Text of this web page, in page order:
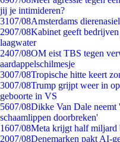
jij je intimideren?
3107/08Amsterdams
2907/08Kabinet geeft
laagwater
2407/08OM eist TBS tegen
aardappelschilmesje
3007/08Tropische hitte keert
3007/08Trump grijpt weer in
geboorte in VS
5607/08Dikke Van Dale
schaamlippen doorbreken'
1607/08Meta krijgt half miljard
2007/08Denemarken pakt AI-